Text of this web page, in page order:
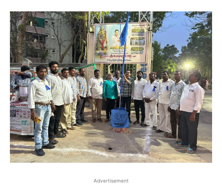
Advertisement